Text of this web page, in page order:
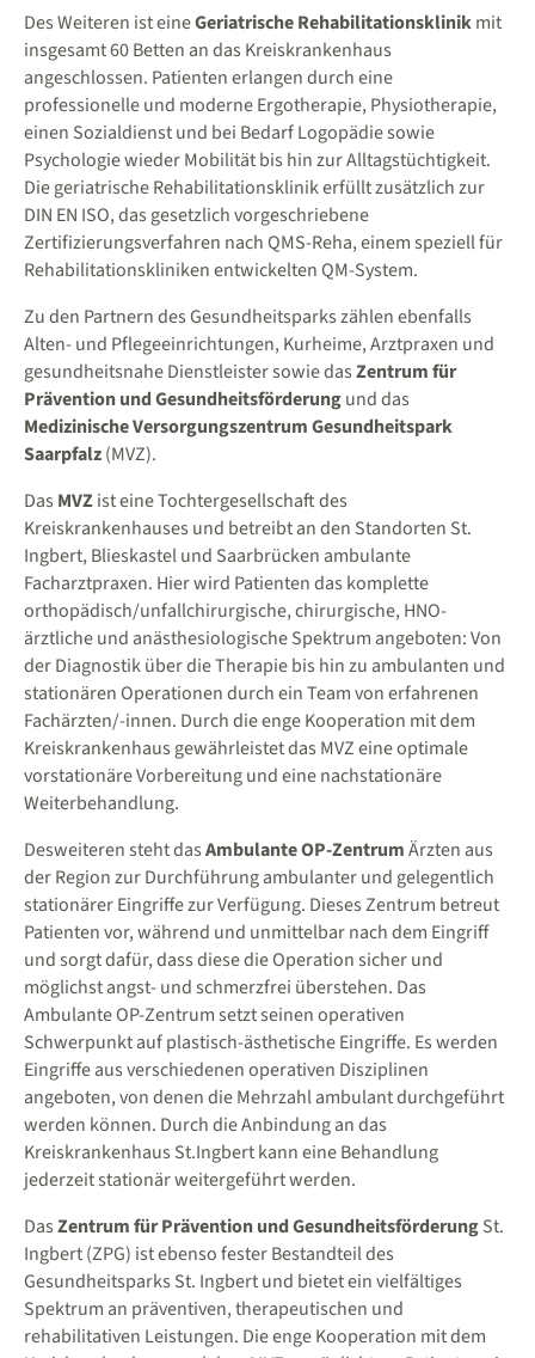
Des Weiteren ist eineGeriatrische Rehabilitationsklinikmit
insgesamt 60 Betten an das Kreiskrankenhaus
angeschlossen. Patienten erlangen durch eine
professionelle und moderne Ergotherapie, Physiotherapie,
einen Sozialdienst und bei Bedarf Logopädie sowie
Psychologie wieder Mobilität bis hin zur Alltagstüchtigkeit.
Die geriatrische Rehabilitationsklinik erfüllt zusätzlich zur
DIN EN ISO, das gesetzlich vorgeschriebene
Zertifizierungsverfahren nach QMS-Reha, einem speziell für
Rehabilitationskliniken entwickelten QM-System.
Zu den Partnern des Gesundheitsparks zählen ebenfalls
Alten- und Pflegeeinrichtungen, Kurheime, Arztpraxen und
gesundheitsnahe Dienstleister sowie dasZentrum für
Prävention und Gesundheitsförderungund das
Medizinische Versorgungszentrum Gesundheitspark
Saarpfalz(MVZ).
Das MVZ ist eine Tochtergesellschaft des
Kreiskrankenhauses und betreibt an den Standorten St.
Ingbert, Blieskastel und Saarbrücken ambulante
Facharztpraxen. Hier wird Patienten das komplette
orthopädisch/unfallchirurgische, chirurgische, HNO-
ärztliche und anästhesiologische Spektrum angeboten: Von
der Diagnostik über die Therapie bis hin zu ambulanten und
stationären Operationen durch ein Team von erfahrenen
Fachärzten/-innen. Durch die enge Kooperation mit dem
Kreiskrankenhaus gewährleistet das MVZ eine optimale
vorstationäre Vorbereitung und eine nachstationäre
Weiterbehandlung.
Desweiteren steht dasAmbulante OP-ZentrumÄrzten aus
der Region zur Durchführung ambulanter und gelegentlich
stationärer Eingriffe zur Verfügung. Dieses Zentrum betreut
Patienten vor, während und unmittelbar nach dem Eingriff
und sorgt dafür, dass diese die Operation sicher und
möglichst angst- und schmerzfrei überstehen. Das
Ambulante OP-Zentrum setzt seinen operativen
Schwerpunkt auf plastisch-ästhetische Eingriffe. Es werden
Eingriffe aus verschiedenen operativen Disziplinen
angeboten, von denen die Mehrzahl ambulant durchgeführt
werden können. Durch die Anbindung an das
Kreiskrankenhaus St.Ingbert kann eine Behandlung
jederzeit stationär weitergeführt werden.
DasZentrum für Prävention und GesundheitsförderungSt.
Ingbert (ZPG) ist ebenso fester Bestandteil des
Gesundheitsparks St. Ingbert und bietet ein vielfältiges
Spektrum an präventiven, therapeutischen und
rehabilitativen Leistungen. Die enge Kooperation mit dem